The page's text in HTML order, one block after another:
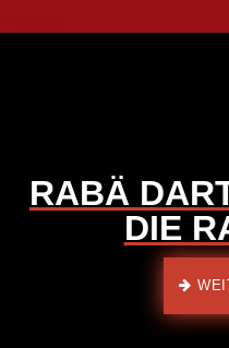
RABÄ
DIE
Previous